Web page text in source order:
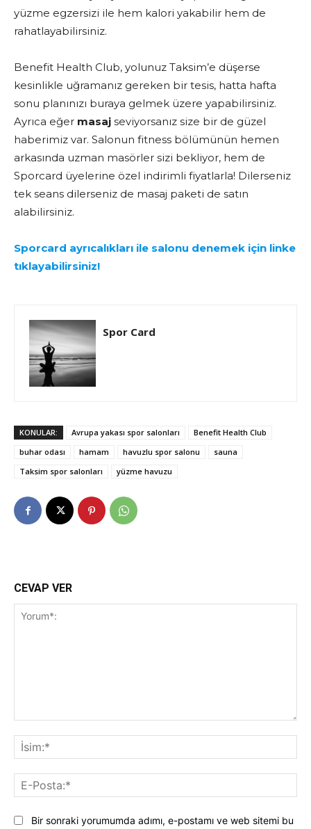
yüzme egzersizi ile hem kalori yakabilir hem de
rahatlayabilirsiniz.
Benefit Health Club, yolunuz Taksim’e düşerse
kesinlikle uğramanız gereken bir tesis, hatta hafta
sonu planınızı buraya gelmek üzere yapabilirsiniz.
Ayrıca eğer masaj seviyorsanız size bir de güzel
haberimiz var. Salonun fitness bölümünün hemen
arkasında uzman masörler sizi bekliyor, hem de
Sporcard üyelerine özel indirimli fiyatlarla! Dilerseniz
tek seans dilerseniz de masaj paketi de satın
alabilirsiniz.
Sporcard ayrıcalıkları ile salonu denemek için linke
tıklayabilirsiniz!
Spor Card
KONULAR: Avrupa yakası spor salonları
Benefit Health Club
buhar odası
hamam havuzlu spor salonu
sauna
Taksim spor salonları
yüzme havuzu
CEVAP VER
Bir sonraki yorumumda adımı, e-postamı ve web sitemi bu